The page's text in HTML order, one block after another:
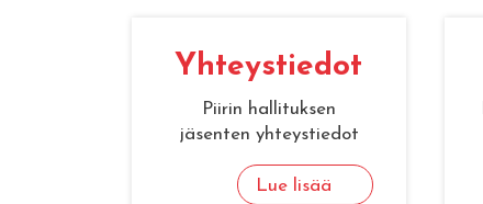
Yh­teys­tie­dot
Piirin hallituksen
jäsenten yhteystiedot
Lue lisää